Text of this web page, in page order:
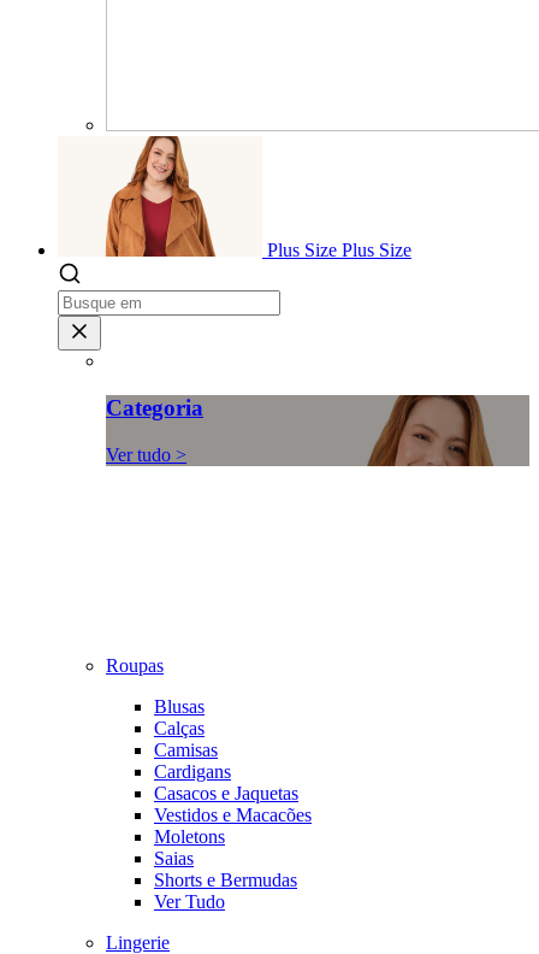
Plus Size Plus Size
Categoria
Ver tudo >
Roupas
Blusas
Calças
Camisas
Cardigans
Casacos e Jaquetas
Vestidos e Macacões
Moletons
Saias
Shorts e Bermudas
Ver Tudo
Lingerie